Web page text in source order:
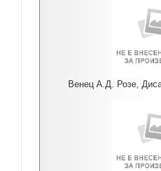
Венец А.Д. Розе,